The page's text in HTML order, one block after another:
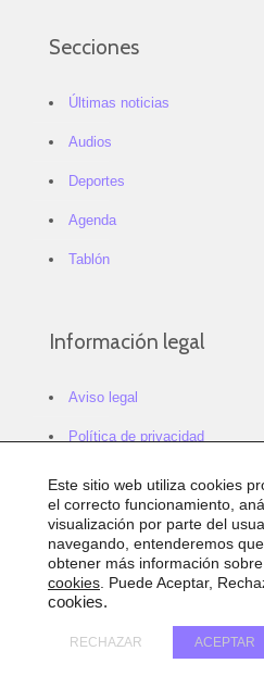
Secciones
Últimas noticias
Audios
Deportes
Agenda
Tablón
Información legal
Aviso legal
Política de privacidad
Política de cookies
Configurar cookies
Sitemap
Accesibilidad
Este sitio web utiliza cookies
el correcto funcionamiento,
visualización por parte del
navegando, entenderemos
obtener más información
cookies . Puede Aceptar,
cookies.
ACEPTAR
RECHAZAR